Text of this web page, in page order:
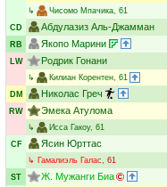
↳
Чисомо Мпачика, 61
CD
Абдулазиз Аль-Джамман
RB
Якопо Марини
LW
Родрик Гонани
↳
Килиан Корентен, 61
DM
Николас Греч
RW
Эмека Атулома
↳
Исса Гакоу, 61
CF
Ясин Юрттас
↳ Гамалиэль Галас, 61
ST
Ж. Мужанги Биа